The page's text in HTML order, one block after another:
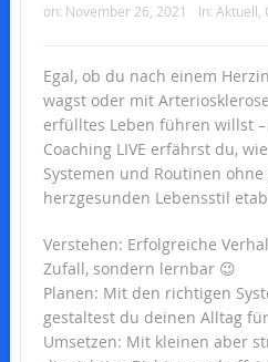
on: November 26, 2021 In: Aktuell
Egal, ob du nach einem
wagst oder mit
erfülltes Leben führen willst
Coaching LIVE erfährst du,
Systemen und Routinen
herzgesunden Lebensstil
Verstehen: Erfolgreiche
Zufall, sondern lernbar 😉
Planen: Mit den richtigen
gestaltest du deinen Alltag
Umsetzen: Mit kleinen aber